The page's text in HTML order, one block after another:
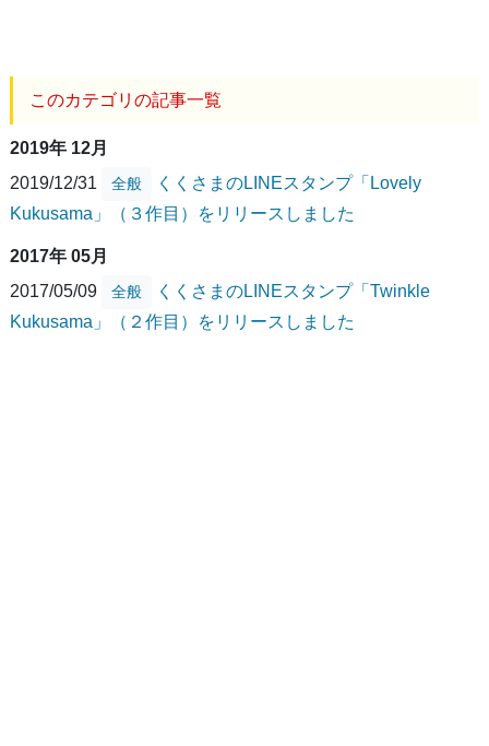
このカテゴリの記事一覧
2019年 12月
2019/12/31
全般
くくさまのLINEスタンプ「Lovely
Kukusama」（３作目）をリリースしました
2017年 05月
2017/05/09
全般
くくさまのLINEスタンプ「Twinkle
Kukusama」（２作目）をリリースしました